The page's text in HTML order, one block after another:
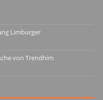
Limburger
von Trendhim